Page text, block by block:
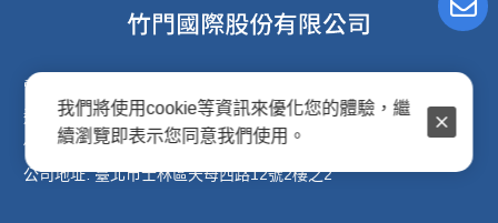
電子信箱:ammon8@ms22.hinet.net
連絡電話: (02)2876-2691
傳真專線: (02)2876-2692
公司地址: 臺北市士林區天母西路12號2樓之2
我們將使用cookie等資訊來優化您的體驗，繼
續瀏覽即表示您同意我們使用。